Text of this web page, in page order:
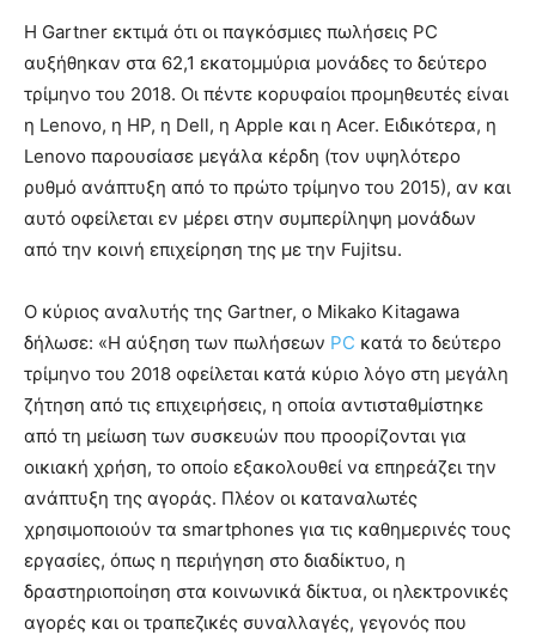
Η Gartner εκτιμά ότι οι παγκόσμιες πωλήσεις PC
αυξήθηκαν στα 62,1 εκατομμύρια μονάδες το δεύτερο
τρίμηνο του 2018. Οι πέντε κορυφαίοι προμηθευτές είναι
η Lenovo, η HP, η Dell, η Apple και η Acer. Ειδικότερα, η
Lenovo παρουσίασε μεγάλα κέρδη (τον υψηλότερο
ρυθμό ανάπτυξη από το πρώτο τρίμηνο του 2015), αν και
αυτό οφείλεται εν μέρει στην συμπερίληψη μονάδων
από την κοινή επιχείρηση της με την Fujitsu.
Ο κύριος αναλυτής της Gartner, ο Mikako Kitagawa
δήλωσε: «Η αύξηση των πωλήσεων PC κατά το δεύτερο
τρίμηνο του 2018 οφείλεται κατά κύριο λόγο στη μεγάλη
ζήτηση από τις επιχειρήσεις, η οποία αντισταθμίστηκε
από τη μείωση των συσκευών που προορίζονται για
οικιακή χρήση, το οποίο εξακολουθεί να επηρεάζει την
ανάπτυξη της αγοράς. Πλέον οι καταναλωτές
χρησιμοποιούν τα smartphones για τις καθημερινές τους
εργασίες, όπως η περιήγηση στο διαδίκτυο, η
δραστηριοποίηση στα κοινωνικά δίκτυα, οι ηλεκτρονικές
αγορές και οι τραπεζικές συναλλαγές, γεγονός που